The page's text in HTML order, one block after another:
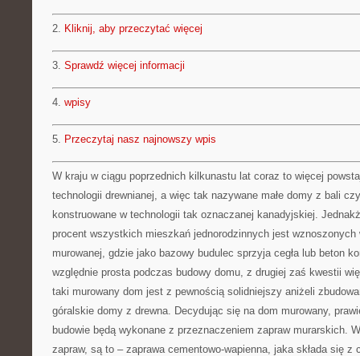
2. Kliknij, aby przeczytać więcej
3. Sprawdź więcej informacji
4. wpisy
5. Przeczytaj nasz najnowszy wpis
W kraju w ciągu poprzednich kilkunastu lat coraz to więcej
technologii drewnianej, a więc tak nazywane małe domy z bali
konstruowane w technologii tak oznaczanej kanadyjskiej.
procent wszystkich mieszkań jednorodzinnych jest wznoszonych
murowanej, gdzie jako bazowy budulec sprzyja cegła lub beton
względnie prosta podczas budowy domu, z drugiej zaś kwestii
taki murowany dom jest z pewnością solidniejszy aniżeli
góralskie domy z drewna. Decydując się na dom murowany,
budowie będą wykonane z przeznaczeniem zapraw murarskich.
zapraw, są to – zaprawa cementowo-wapienna, jaka składa się z